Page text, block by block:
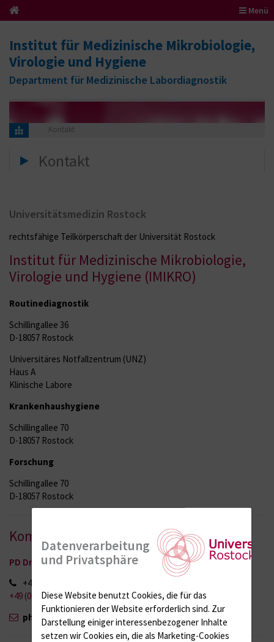
Menü
Institut für Medizinische Mikrobiologie,
Virologie und Hygiene
Department für Medizinische Labordiagnostik
Kontakt
Kontakt
Universitätsmedizin Rostock
rechtsfähige Teilkörperschaft der Universität Rostock
Institut für Medizinische Mikrobiologie,
Virologie und Hygiene (IMIKRO)
Routinediagnostik
Schillingallee 36
D-18057 Rostock
Universitäres Notfallzentrum (UNZ)
Haus A
Klinische Labore
Krankenhaushygiene
Schillingallee 70
D-18057 Rostock
Forschung
Schillingallee 70
D-18057 Rostock
Kommissarischer Institutsleiter
PD Dr. med. habil. Philipp Warnke
+49 (0) 381 494 5900
+49 (0) 381 494 5902
philipp.warnke{bei}med.uni-rostock.de
Datenverarbeitung
und Privatsphäre
Diese Website benutzt Cookies, die für das
Funktionieren der Website erforderlich sind. Zur
Darstellung einiger interessenbezogener Inhalte
setzen wir Cookies ein, die als Marketing-Cookies